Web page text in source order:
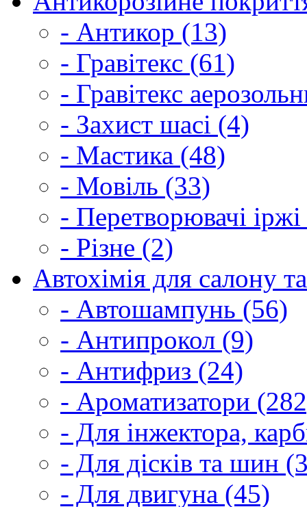
- Антикор (13)
- Гравітекс (61)
- Гравітекс
- Захист шасі (4)
- Мастика (48)
- Мовіль (33)
- Перетворювачі
- Різне (2)
Автохімія для салону
- Автошампунь (56)
- Антипрокол (9)
- Антифриз (24)
- Ароматизатори
- Для інжектора,
- Для дісків та шин
- Для двигуна (45)